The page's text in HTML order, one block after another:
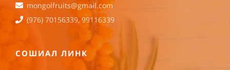
mongolfruits@gmail.com
(976) 70156339, 99116339
СОШИАЛ ЛИНК